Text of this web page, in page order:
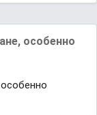
особенно